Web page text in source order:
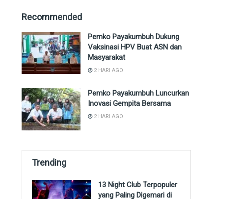
Recommended
Pemko Payakumbuh Dukung
Vaksinasi HPV Buat ASN dan
Masyarakat
2 HARI AGO
Pemko Payakumbuh Luncurkan
Inovasi Gempita Bersama
2 HARI AGO
Trending
13 Night Club Terpopuler
yang Paling Digemari di